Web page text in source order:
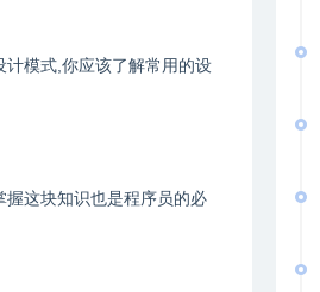
模式,你应该了解常用的设
握这块知识也是程序员的必